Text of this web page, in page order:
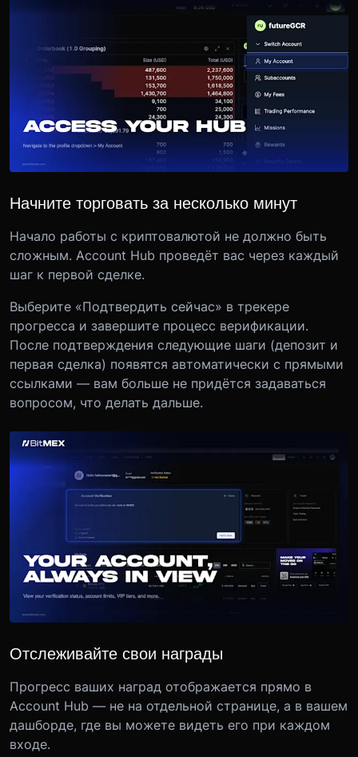
Начните торговать за несколько минут
Начало работы с криптовалютой не должно быть
сложным. Account Hub проведёт вас через каждый
шаг к первой сделке.
Выберите «Подтвердить сейчас» в трекере
прогресса и завершите процесс верификации.
После подтверждения следующие шаги (депозит и
первая сделка) появятся автоматически с прямыми
ссылками — вам больше не придётся задаваться
вопросом, что делать дальше.
Отслеживайте свои награды
Прогресс ваших наград отображается прямо в
Account Hub — не на отдельной странице, а в вашем
дашборде, где вы можете видеть его при каждом
входе.